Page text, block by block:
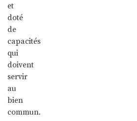
et
doté
de
capacités
qui
doivent
servir
au
bien
commun.